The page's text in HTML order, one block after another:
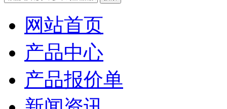
网站首页
产品中心
产品报价单